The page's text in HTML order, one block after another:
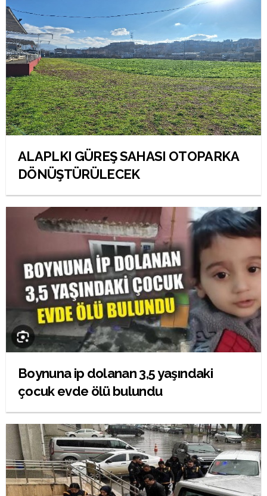
ALAPLKI GÜREŞ SAHASI OTOPARKA
DÖNÜŞTÜRÜLECEK
Boynuna ip dolanan 3,5 yaşındaki
çocuk evde ölü bulundu